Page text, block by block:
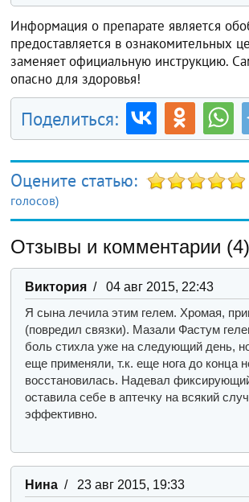
Информация о препарате является
предоставляется в ознакомительных
заменяет официальную инструкцию.
опасно для здоровья!
Поделиться:
Оцените статью:
голосов)
Отзывы и комментарии
Виктория/ 04 авг 2015, 22:43
Я сына лечила этим гелем. Хромая,
(повредил связки). Мазали Фастум
боль стихла уже на следующий день,
еще применяли, т.к. еще нога до конца
восстановилась. Надевал
оставила себе в аптечку на всякий
эффективно.
Нина/ 23 авг 2015, 19:33